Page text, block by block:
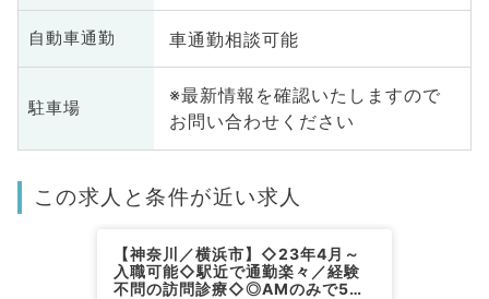
自動車通勤 車通勤相談可能
駐車場
※最新情報を確認いたしますので
お問い合わせください
この求人と条件が近い求人
【神奈川／横浜市】◇23年4月～
入職可能◇駅近で通勤楽々／経験
不問の訪問診療◇◎AMのみで5万